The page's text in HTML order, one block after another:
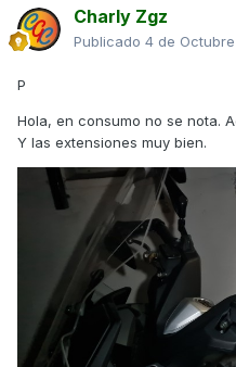
Charly Zgz
Publicado 4 de
P
Hola, en consumo no se nota.
Y las extensiones muy bien.